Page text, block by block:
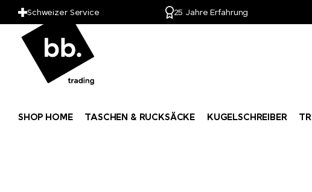
Schweizer Service 25 Jahre Erfahrung
SHOP HOME TASCHEN & RUCKSÄCKE KUGELSCHREIBER